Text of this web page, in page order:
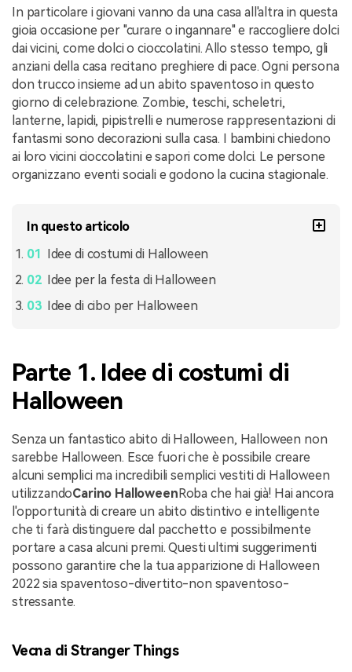
In particolare i giovani vanno da una casa all'altra in questa
gioia occasione per "curare o ingannare" e raccogliere dolci
dai vicini, come dolci o cioccolatini. Allo stesso tempo, gli
anziani della casa recitano preghiere di pace. Ogni persona
don trucco insieme ad un abito spaventoso in questo
giorno di celebrazione. Zombie, teschi, scheletri,
lanterne, lapidi, pipistrelli e numerose rappresentazioni di
fantasmi sono decorazioni sulla casa. I bambini chiedono
ai loro vicini cioccolatini e sapori come dolci. Le persone
organizzano eventi sociali e godono la cucina stagionale.
In questo articolo
Idee di costumi di Halloween
Idee per la festa di Halloween
Idee di cibo per Halloween
Parte 1. Idee di costumi di
Halloween
Senza un fantastico abito di Halloween, Halloween non
sarebbe Halloween. Esce fuori che è possibile creare
alcuni semplici ma incredibili semplici vestiti di Halloween
utilizzandoCarino Halloween Roba che hai già! Hai ancora
l'opportunità di creare un abito distintivo e intelligente
che ti farà distinguere dal pacchetto e possibilmente
portare a casa alcuni premi. Questi ultimi suggerimenti
possono garantire che la tua apparizione di Halloween
2022 sia spaventoso-divertito-non spaventoso-
stressante.
Vecna di Stranger Things